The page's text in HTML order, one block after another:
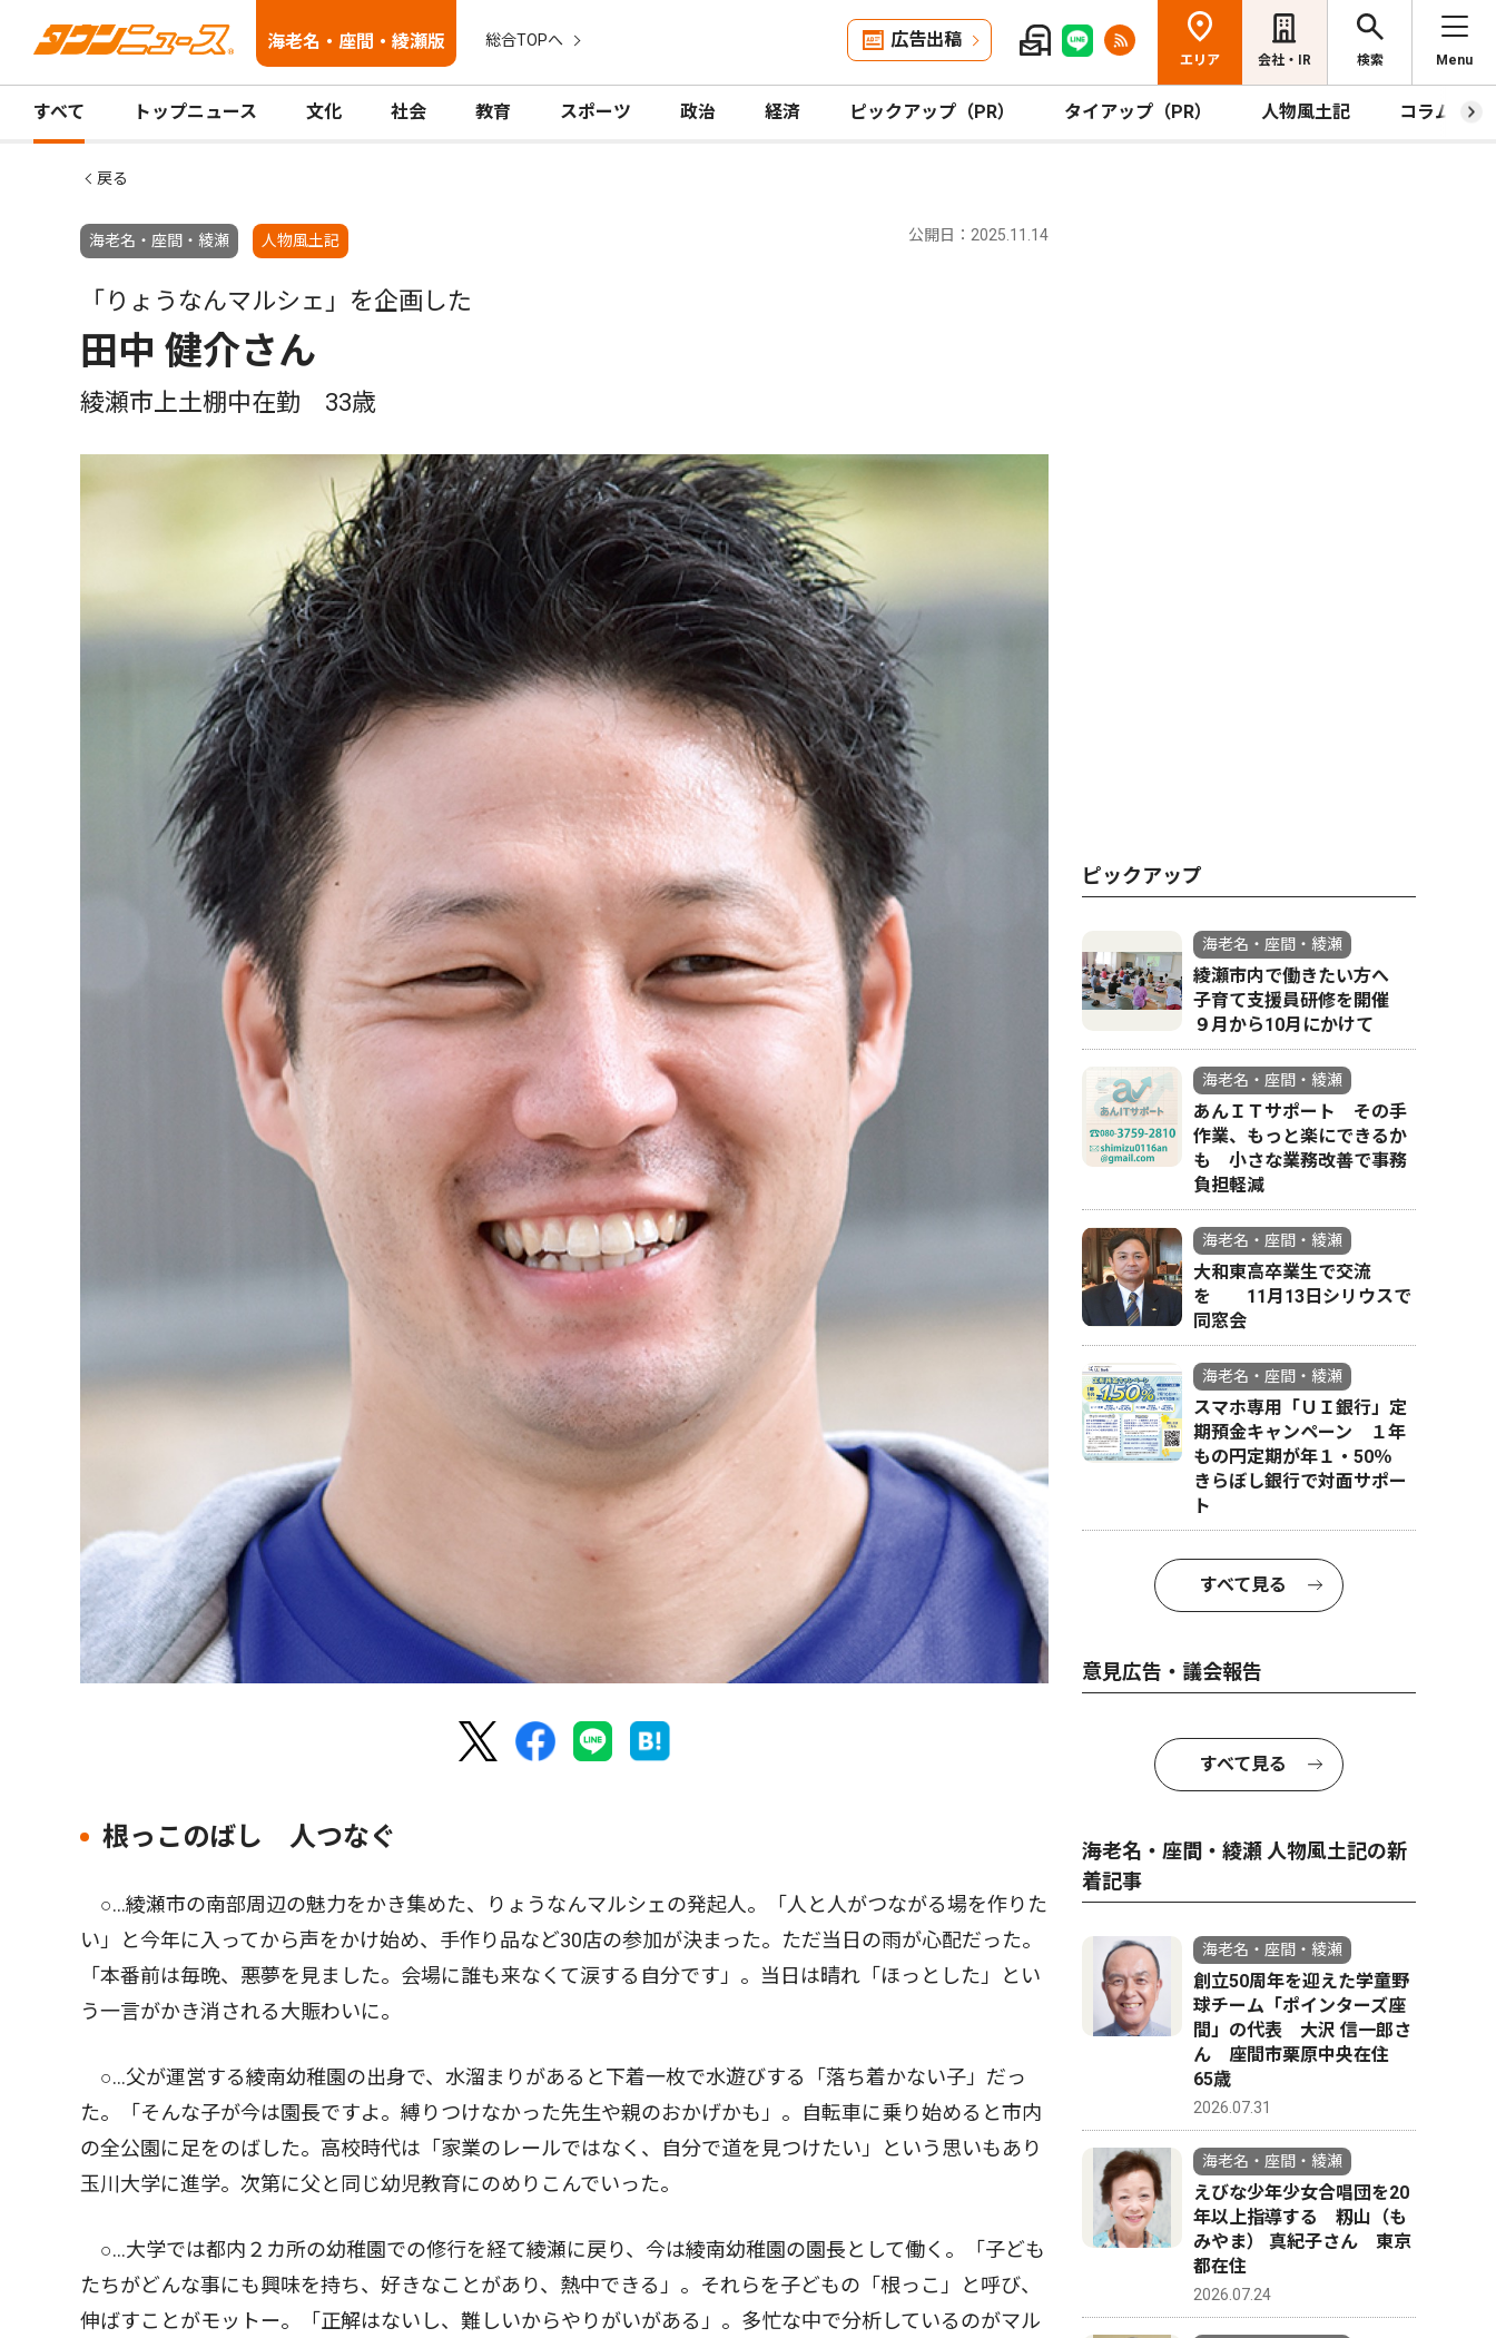
海老名・座間・綾瀬版 総合TOPへ 広告出稿
エリア 会社・IR 検索 Menu
すべて トップニュース 文化 社会 教育 スポーツ 政治 経済 ピックアップ（PR） タイアップ（PR） 人物風土記 コラム
戻る
海老名・座間・綾瀬 人物風土記 公開日：2025.11.14
「りょうなんマルシェ」を企画した
田中 健介さん
綾瀬市上土棚中在勤 33歳
根っこのばし 人つなぐ
○…綾瀬市の南部周辺の魅力をかき集めた、りょうなんマルシェの発起人。「人と人がつながる場を作りた
い」と今年に入ってから声をかけ始め、手作り品など30店の参加が決まった。ただ当日の雨が心配だった。
「本番前は毎晩、悪夢を見ました。会場に誰も来なくて涙する自分です」。当日は晴れ「ほっとした」とい
う一言がかき消される大賑わいに。
○…父が運営する綾南幼稚園の出身で、水溜まりがあると下着一枚で水遊びする「落ち着かない子」だっ
た。「そんな子が今は園長ですよ。縛りつけなかった先生や親のおかげかも」。自転車に乗り始めると市内
の全公園に足をのばした。高校時代は「家業のレールではなく、自分で道を見つけたい」という思いもあり
玉川大学に進学。次第に父と同じ幼児教育にのめりこんでいった。
○…大学では都内２カ所の幼稚園での修行を経て綾瀬に戻り、今は綾南幼稚園の園長として働く。「子ども
たちがどんな事にも興味を持ち、好きなことがあり、熱中できる」。それらを子どもの「根っこ」と呼び、
伸ばすことがモットー。「正解はないし、難しいからやりがいがある」。多忙な中で分析しているのがマル
ピックアップ
海老名・座間・綾瀬
綾瀬市内で働きたい方へ
子育て支援員研修を開催
９月から10月にかけて
海老名・座間・綾瀬
あんＩＴサポート その手
作業、もっと楽にできるか
も 小さな業務改善で事務
負担軽減
海老名・座間・綾瀬
大和東高卒業生で交流
を 11月13日シリウスで
同窓会
海老名・座間・綾瀬
スマホ専用「ＵＩ銀行」定
期預金キャンペーン １年
もの円定期が年１・50％
きらぼし銀行で対面サポー
ト
すべて見る
意見広告・議会報告
すべて見る
海老名・座間・綾瀬 人物風土記の新
着記事
海老名・座間・綾瀬
創立50周年を迎えた学童野
球チーム「ポインターズ座
間」の代表 大沢 信一郎さ
ん 座間市栗原中央在住
65歳
2026.07.31
海老名・座間・綾瀬
えびな少年少女合唱団を20
年以上指導する 籾山（も
みやま） 真紀子さん 東京
都在住
2026.07.24